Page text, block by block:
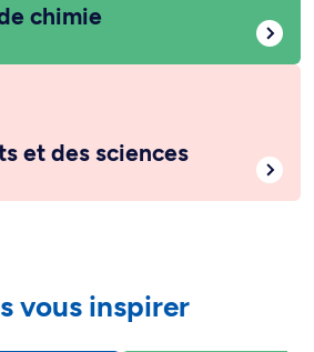
chimie
et des sciences
vous inspirer